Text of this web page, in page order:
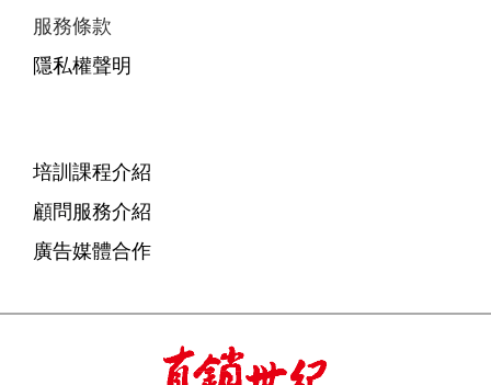
服務條款
隱私權聲明
培訓課程介紹
顧問服務介紹
廣告媒體合作